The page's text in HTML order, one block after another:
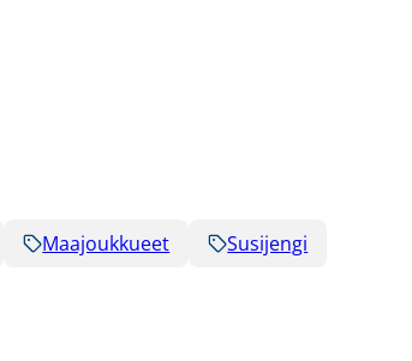
Maajoukkueet Susijengi